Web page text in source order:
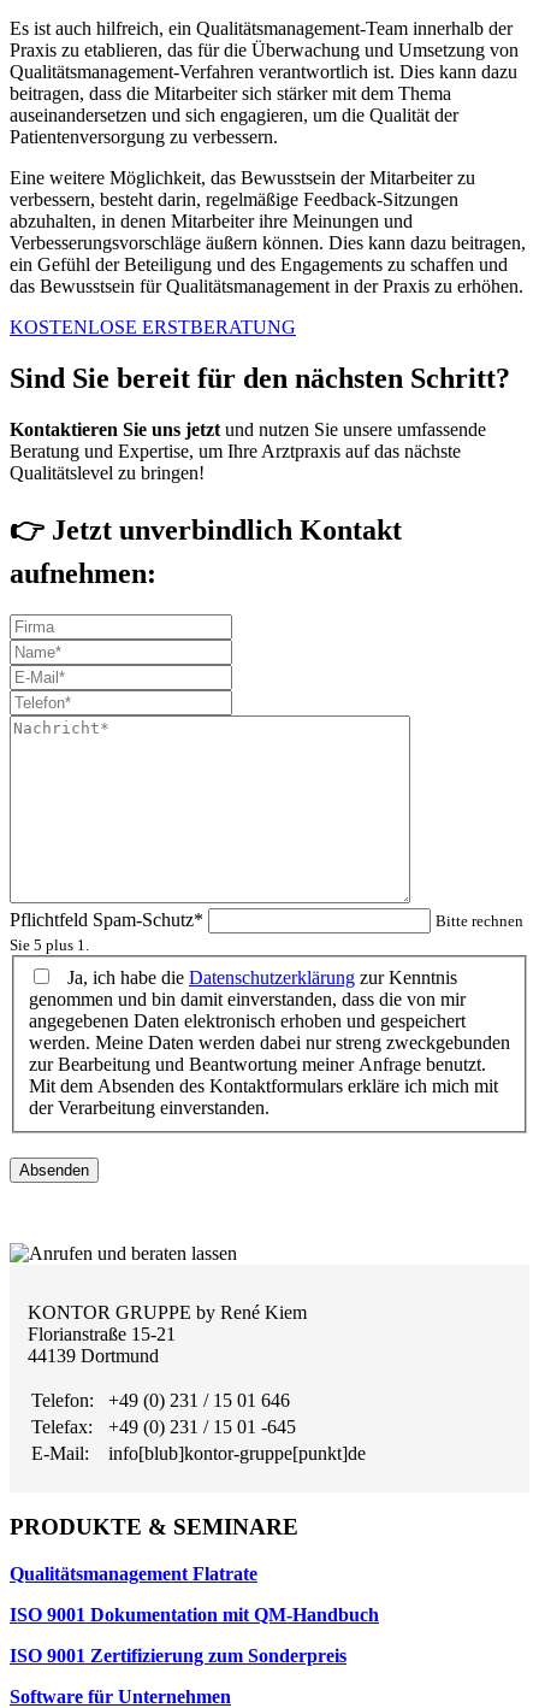
Es ist auch hilfreich, ein Qualitätsmanagement-Team innerhalb der
Praxis zu etablieren, das für die Überwachung und Umsetzung von
Qualitätsmanagement-Verfahren verantwortlich ist. Dies kann dazu
beitragen, dass die Mitarbeiter sich stärker mit dem Thema
auseinandersetzen und sich engagieren, um die Qualität der
Patientenversorgung zu verbessern.
Eine weitere Möglichkeit, das Bewusstsein der Mitarbeiter zu
verbessern, besteht darin, regelmäßige Feedback-Sitzungen
abzuhalten, in denen Mitarbeiter ihre Meinungen und
Verbesserungsvorschläge äußern können. Dies kann dazu beitragen,
ein Gefühl der Beteiligung und des Engagements zu schaffen und
das Bewusstsein für Qualitätsmanagement in der Praxis zu erhöhen.
KOSTENLOSE ERSTBERATUNG
Sind Sie bereit für den nächsten Schritt?
Kontaktieren Sie uns jetzt und nutzen Sie unsere umfassende
Beratung und Expertise, um Ihre Arztpraxis auf das nächste
Qualitätslevel zu bringen!
👉 Jetzt unverbindlich Kontakt
aufnehmen:
Pflichtfeld Spam-Schutz*
Bitte rechnen
Sie 5 plus 1.
Ja, ich habe die Datenschutzerklärung zur Kenntnis
genommen und bin damit einverstanden, dass die von mir
angegebenen Daten elektronisch erhoben und gespeichert
werden. Meine Daten werden dabei nur streng zweckgebunden
zur Bearbeitung und Beantwortung meiner Anfrage benutzt.
Mit dem Absenden des Kontaktformulars erkläre ich mich mit
der Verarbeitung einverstanden.
Absenden
KONTOR GRUPPE by René Kiem
Florianstraße 15-21
44139 Dortmund
Telefon:
+49 (0) 231 / 15 01 646
Telefax:
+49 (0) 231 / 15 01 -645
E-Mail:
info[blub]kontor-gruppe[punkt]de
PRODUKTE & SEMINARE
Qualitätsmanagement Flatrate
ISO 9001 Dokumentation mit QM-Handbuch
ISO 9001 Zertifizierung zum Sonderpreis
Software für Unternehmen